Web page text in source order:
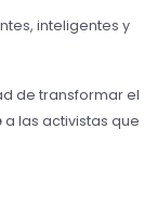
inteligentes y
de transformar el
a las activistas que